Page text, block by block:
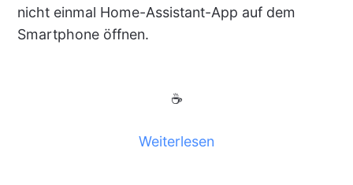
nicht einmal Home-Assistant-App auf dem
Smartphone öffnen.
☕
Weiterlesen